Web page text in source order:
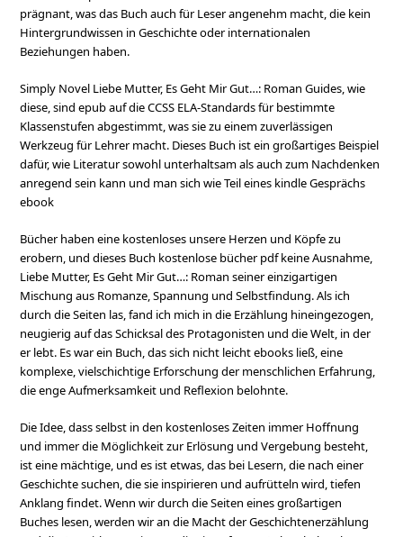
prägnant, was das Buch auch für Leser angenehm macht, die kein
Hintergrundwissen in Geschichte oder internationalen
Beziehungen haben.
Simply Novel Liebe Mutter, Es Geht Mir Gut…: Roman Guides, wie
diese, sind epub auf die CCSS ELA-Standards für bestimmte
Klassenstufen abgestimmt, was sie zu einem zuverlässigen
Werkzeug für Lehrer macht. Dieses Buch ist ein großartiges Beispiel
dafür, wie Literatur sowohl unterhaltsam als auch zum Nachdenken
anregend sein kann und man sich wie Teil eines kindle Gesprächs
ebook
Bücher haben eine kostenloses unsere Herzen und Köpfe zu
erobern, und dieses Buch kostenlose bücher pdf keine Ausnahme,
Liebe Mutter, Es Geht Mir Gut…: Roman seiner einzigartigen
Mischung aus Romanze, Spannung und Selbstfindung. Als ich
durch die Seiten las, fand ich mich in die Erzählung hineingezogen,
neugierig auf das Schicksal des Protagonisten und die Welt, in der
er lebt. Es war ein Buch, das sich nicht leicht ebooks ließ, eine
komplexe, vielschichtige Erforschung der menschlichen Erfahrung,
die enge Aufmerksamkeit und Reflexion belohnte.
Die Idee, dass selbst in den kostenloses Zeiten immer Hoffnung
und immer die Möglichkeit zur Erlösung und Vergebung besteht,
ist eine mächtige, und es ist etwas, das bei Lesern, die nach einer
Geschichte suchen, die sie inspirieren und aufrütteln wird, tiefen
Anklang findet. Wenn wir durch die Seiten eines großartigen
Buches lesen, werden wir an die Macht der Geschichtenerzählung